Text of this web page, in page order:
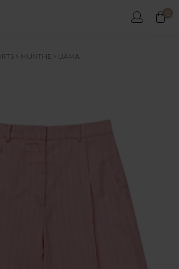
0
MUNTHE UAMA